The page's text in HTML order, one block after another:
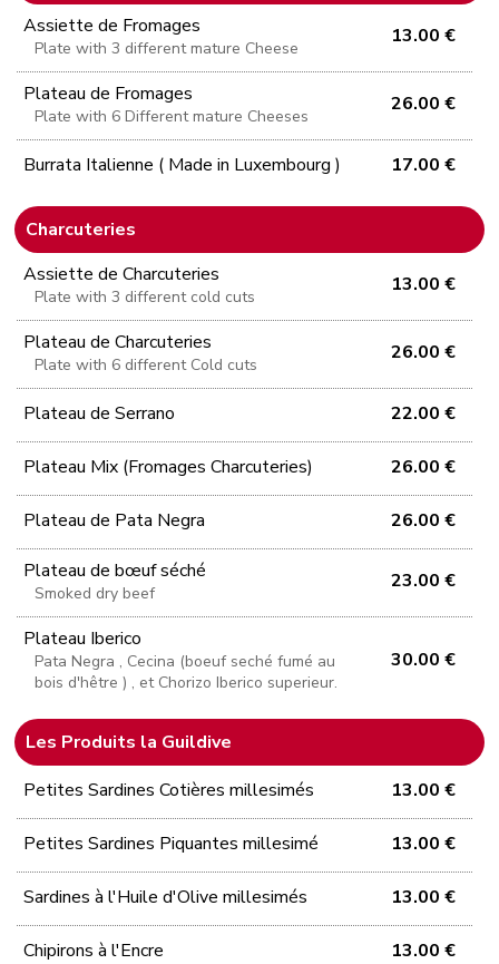
Assiette de Fromages
Plate with 3 different mature Cheese
13.00 €
Plateau de Fromages
Plate with 6 Different mature Cheeses
26.00 €
Burrata Italienne ( Made in Luxembourg ) 17.00 €
Charcuteries
Assiette de Charcuteries
Plate with 3 different cold cuts
13.00 €
Plateau de Charcuteries
Plate with 6 different Cold cuts
26.00 €
Plateau de Serrano 22.00 €
Plateau Mix (Fromages Charcuteries) 26.00 €
Plateau de Pata Negra 26.00 €
Plateau de bœuf séché
Smoked dry beef
23.00 €
Plateau Iberico
Pata Negra , Cecina (boeuf seché fumé au
bois d'hêtre ) , et Chorizo Iberico superieur.
30.00 €
Les Produits la Guildive
Petites Sardines Cotières millesimés
13.00 €
Petites Sardines Piquantes millesimé 13.00 €
Sardines à l'Huile d'Olive millesimés 13.00 €
Chipirons à l'Encre 13.00 €